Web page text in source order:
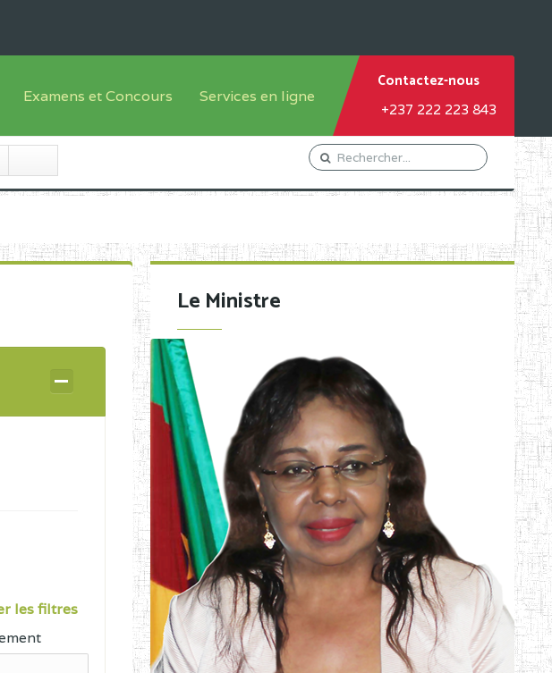
Sous système francophone
Examens et Concours
Inscriptions
Liste des candidats
Diplômes disponibles
Services en ligne
Orientation Conseil
Gestion du Personnel
Demande de subvention
Contactez-nous
+237 222 223 843
les filtres
Le Ministre